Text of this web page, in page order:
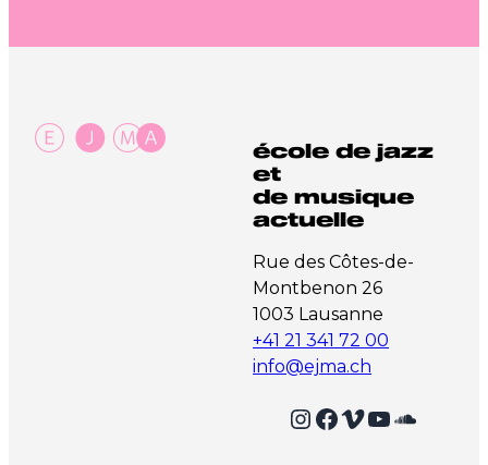
école de jazz
et
de musique
actuelle
Rue des Côtes-de-
Montbenon 26
1003 Lausanne
+41 21 341 72 00
info@ejma.ch
InstagramFacebook Vimeo YouTube SoundCloud